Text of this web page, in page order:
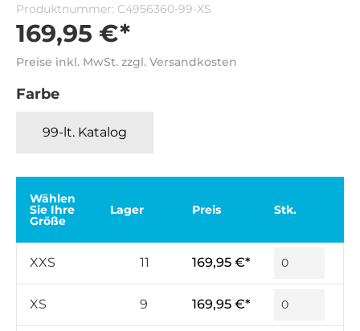
Produktnummer: C4956360-99-XS
169,95 €*
Preise inkl. MwSt. zzgl. Versandkosten
Farbe
99-lt. Katalog
Wählen
Sie Ihre
Größe
Lager Preis Stk.
XXS 11 169,95 €*
XS 9 169,95 €*